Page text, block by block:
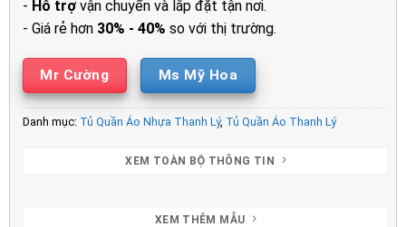
- Hỗ trợvận chuyển và lắp đặt tận nơi.
- Giá rẻ hơn 30% - 40% so với thị trường.
Mr Cường Ms Mỹ Hoa
Danh mục: Tủ Quần Áo Nhựa Thanh Lý, Tủ Quần Áo Thanh Lý
XEM TOÀN BỘ THÔNG TIN
XEM THÊM MẪU